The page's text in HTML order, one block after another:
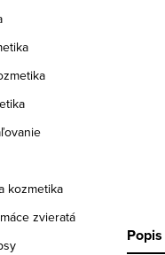
kozmetika
zvieratá